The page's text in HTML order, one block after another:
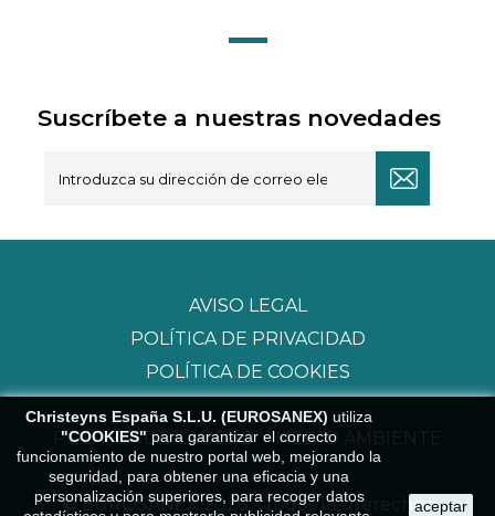
Suscríbete a nuestras novedades
Christeyns España S.L.U. (EUROSANEX) utiliza
"COOKIES" para garantizar el correcto
funcionamiento de nuestro portal web, mejorando la
seguridad, para obtener una eficacia y una
personalización superiores, para recoger datos
aceptar
AVISO LEGAL
POLÍTICA DE PRIVACIDAD
POLÍTICA DE COOKIES
POLÍTICA DE CALIDAD Y MEDIO AMBIENTE
© EUROSANEX 2026 - Todos los derechos